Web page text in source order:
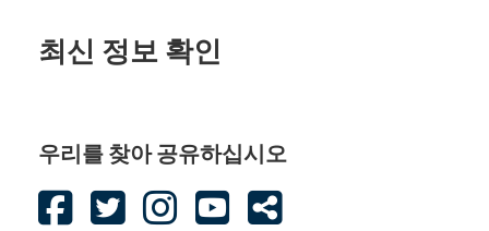
최신 정보 확인
우리를 찾아 공유하십시오